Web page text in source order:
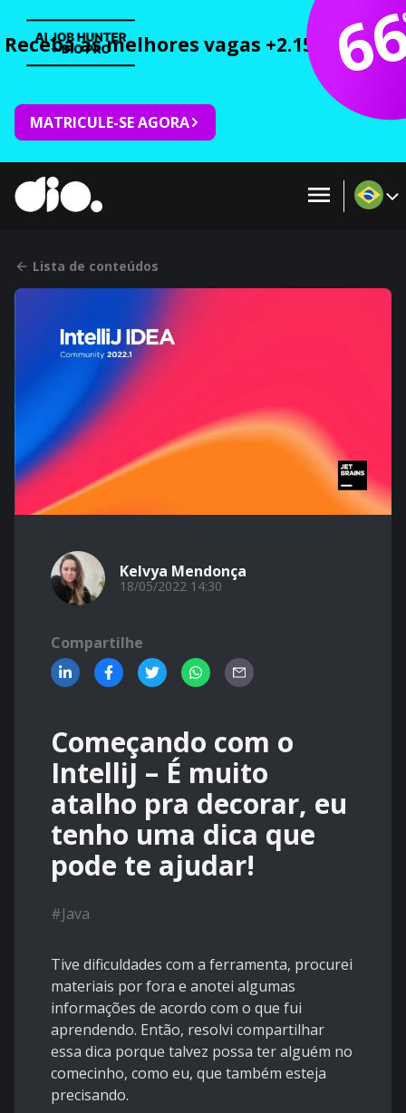
Receba as melhores vagas +2.150 cursos
MATRICULE-SE AGORA
Lista de conteúdos
Kelvya Mendonça
18/05/2022 14:30
Compartilhe
Começando com o
IntelliJ – É muito
atalho pra decorar, eu
tenho uma dica que
pode te ajudar!
#Java
Tive dificuldades com a ferramenta, procurei
materiais por fora e anotei algumas
informações de acordo com o que fui
aprendendo. Então, resolvi compartilhar
essa dica porque talvez possa ter alguém no
comecinho, como eu, que também esteja
precisando.